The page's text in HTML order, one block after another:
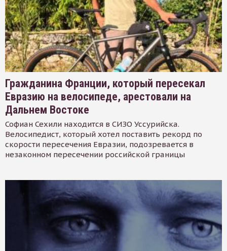
Гражданина Франции, который пересекал
Евразию на велосипеде, арестовали на
Дальнем Востоке
Софиан Сехили находится в СИЗО Уссурийска.
Велосипедист, который хотел поставить рекорд по
скорости пересечения Евразии, подозревается в
незаконном пересечении российской границы